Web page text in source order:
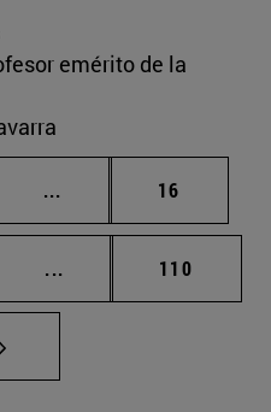
emérito de la
... Páginas intermedias
Página
16
... Páginas intermedias
Página
110